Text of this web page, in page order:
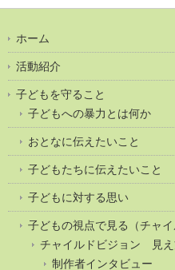
ホーム
活動紹介
子どもを守ること
子どもへの暴力とは何か
おとなに伝えたいこと
子どもたちに伝えたいこと
子どもに対する思い
子どもの視点で見る（チャイ
チャイルドビジョン 見
制作者インタビュー